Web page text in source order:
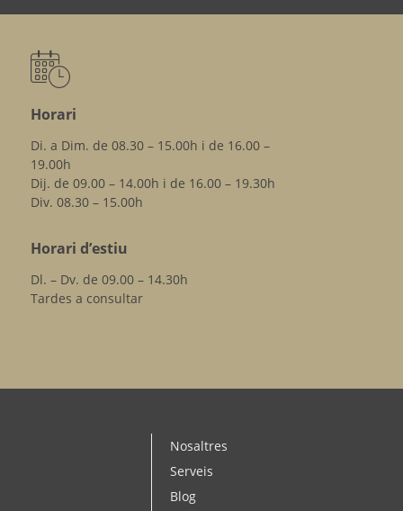
Horari
Di. a Dim. de 08.30 – 15.00h i de 16.00 –
19.00h
Dij. de 09.00 – 14.00h i de 16.00 – 19.30h
Div. 08.30 – 15.00h
Horari d’estiu
Dl. – Dv. de 09.00 – 14.30h
Tardes a consultar
Nosaltres
Serveis
Blog